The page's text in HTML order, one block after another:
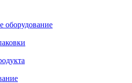
оборудование